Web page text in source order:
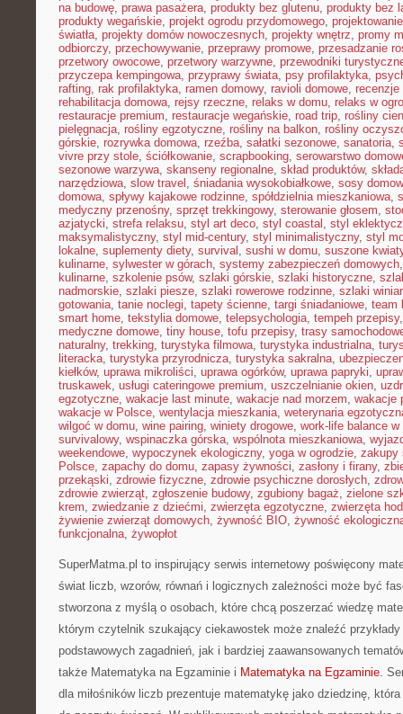
na budowę, prawa pasażera, produkty bez glutenu, produkty bez
produkty wegańskie, projekt ogrodu przydomowego,
światła, projekty domów nowoczesnych, projekty wnętrz, promy
odbiorczy, przechowywanie, przeprawy promowe, przesadzanie
przetwory owocowe, przetwory warzywne, przewodniki
przyczepa kempingowa, przyprawy świata, psy profilaktyka,
rafting, rak profilaktyka, ramen domowy, ravioli domowe, recenzje
rehabilitacja domowa, rejsy rzeczne, relaks w domu, relaks w
restauracje premium, restauracje wegańskie, road trip, rośliny
pielęgnacja, rośliny egzotyczne, rośliny na balkon, rośliny
górskie, rozrywka domowa, rzeźba, sałatki sezonowe, sanatoria,
vivre przy stole, ściółkowanie, scrapbooking, serowarstwo
sezonowe warzywa, skanseny regionalne, skład produktów,
narzędziowa, slow travel , śniadania wysokobiałkowe, sosy
domowa, spływy kajakowe rodzinne, spółdzielnia mieszkaniowa,
medyczny przenośny, sprzęt trekkingowy, sterowanie głosem,
azjatycki, strefa relaksu, styl art deco, styl coastal , styl
maksymalistyczny, styl mid-century, styl minimalistyczny, styl
lokalne, suplementy diety, survival , sushi w domu, suszone
kulinarne, sylwester w górach, systemy zabezpieczeń domowych
kulinarne, szkolenie psów, szlaki górskie, szlaki historyczne,
nadmorskie, szlaki piesze, szlaki rowerowe rodzinne, szlaki
gotowania, tanie noclegi, tapety ścienne, targi śniadaniowe, team
smart home, tekstylia domowe, telepsychologia, tempeh przepisy
medyczne domowe, tiny house, tofu przepisy, trasy
naturalny, trekking, turystyka filmowa, turystyka industrialna,
literacka, turystyka przyrodnicza, turystyka sakralna,
kiełków, uprawa mikroliści, uprawa ogórków, uprawa papryki,
truskawek, usługi cateringowe premium, uszczelnianie okien,
egzotyczne, wakacje last minute, wakacje nad morzem, wakacje
wakacje w Polsce, wentylacja mieszkania, weterynaria
wilgoć w domu, wine pairing, winiety drogowe, work-life balance w
survivalowy, wspinaczka górska, wspólnota mieszkaniowa,
weekendowe, wypoczynek ekologiczny, yoga w ogrodzie, zakupy
Polsce, zapachy do domu, zapasy żywności, zasłony i firany,
przekąski, zdrowie fizyczne, zdrowie psychiczne dorosłych,
zdrowie zwierząt, zgłoszenie budowy, zgubiony bagaż, zielone
krem, zwiedzanie z dziećmi, zwierzęta egzotyczne, zwierzęta
żywienie zwierząt domowych, żywność BIO, żywność
funkcjonalna, żywopłot
SuperMatma.pl to inspirujący serwis internetowy poświęcony
świat liczb, wzorów, równań i logicznych zależności może być
stworzona z myślą o osobach, które chcą poszerzać wiedzę
którym czytelnik szukający ciekawostek może znaleźć
podstawowych zagadnień, jak i bardziej zaawansowanych
także Matematyka na Egzaminie i Matematyka na Egzaminie.
dla miłośników liczb prezentuje matematykę jako dziedzinę,